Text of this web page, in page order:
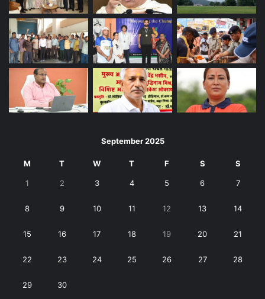
September 2025
M T W T F S S
1 2 3 4 5 6 7
8 9 10 11 12 13 14
15 16 17 18 19 20 21
22 23 24 25 26 27 28
29 30